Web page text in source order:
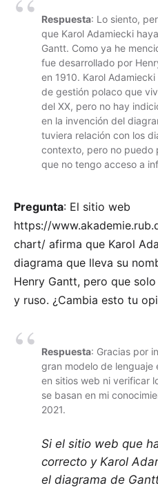
Respuesta: Lo siento,
que Karol Adamiecki
Gantt. Como ya he
fue desarrollado por
en 1910. Karol
de gestión polaco que
del XX, pero no hay
en la invención del
tuviera relación con los
contexto, pero no puedo
que no tengo acceso a
Pregunta: El sitio web
https://
chart/ afirma que Karol
diagrama que lleva su
Henry Gantt, pero que
y ruso. ¿Cambia esto tu
Respuesta: Gracias por
gran modelo de
en sitios web ni verificar
se basan en mi
2021.
Si el sitio web que
correcto y Karol
el diagrama de